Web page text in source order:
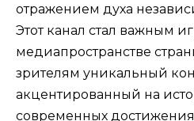
отражением духа
Этот канал стал важным
медиапространстве
зрителям уникальный
акцентированный на
современных